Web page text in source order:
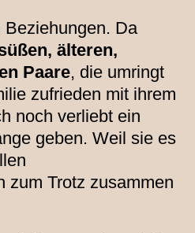
Da
älteren,
Paare, die umringt
zufrieden mit ihrem
noch verliebt ein
geben. Weil sie es
zum Trotz zusammen